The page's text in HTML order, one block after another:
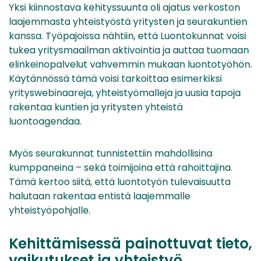
Yksi kiinnostava kehityssuunta oli ajatus verkoston
laajemmasta yhteistyöstä yritysten ja seurakuntien
kanssa. Työpajoissa nähtiin, että Luontokunnat voisi
tukea yritysmaailman aktivointia ja auttaa tuomaan
elinkeinopalvelut vahvemmin mukaan luontotyöhön.
Käytännössä tämä voisi tarkoittaa esimerkiksi
yrityswebinaareja, yhteistyömalleja ja uusia tapoja
rakentaa kuntien ja yritysten yhteistä
luontoagendaa.
Myös seurakunnat tunnistettiin mahdollisina
kumppaneina – sekä toimijoina että rahoittajina.
Tämä kertoo siitä, että luontotyön tulevaisuutta
halutaan rakentaa entistä laajemmalle
yhteistyöpohjalle.
Kehittämisessä painottuvat tieto,